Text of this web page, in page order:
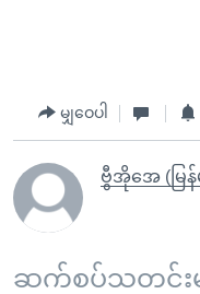
မျှဝေပါ
ဗွီအိုအေ (မြန်
ဆက်စပ်သတင်းမ